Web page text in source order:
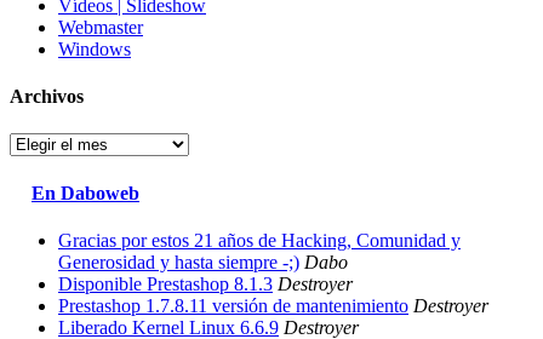
Vídeos | Slideshow
Webmaster
Windows
Archivos
Archivos
En Daboweb
Gracias por estos 21 años de Hacking, Comunidad y
Generosidad y hasta siempre -;) Dabo
Disponible Prestashop 8.1.3 Destroyer
Prestashop 1.7.8.11 versión de mantenimiento Destroyer
Liberado Kernel Linux 6.6.9 Destroyer